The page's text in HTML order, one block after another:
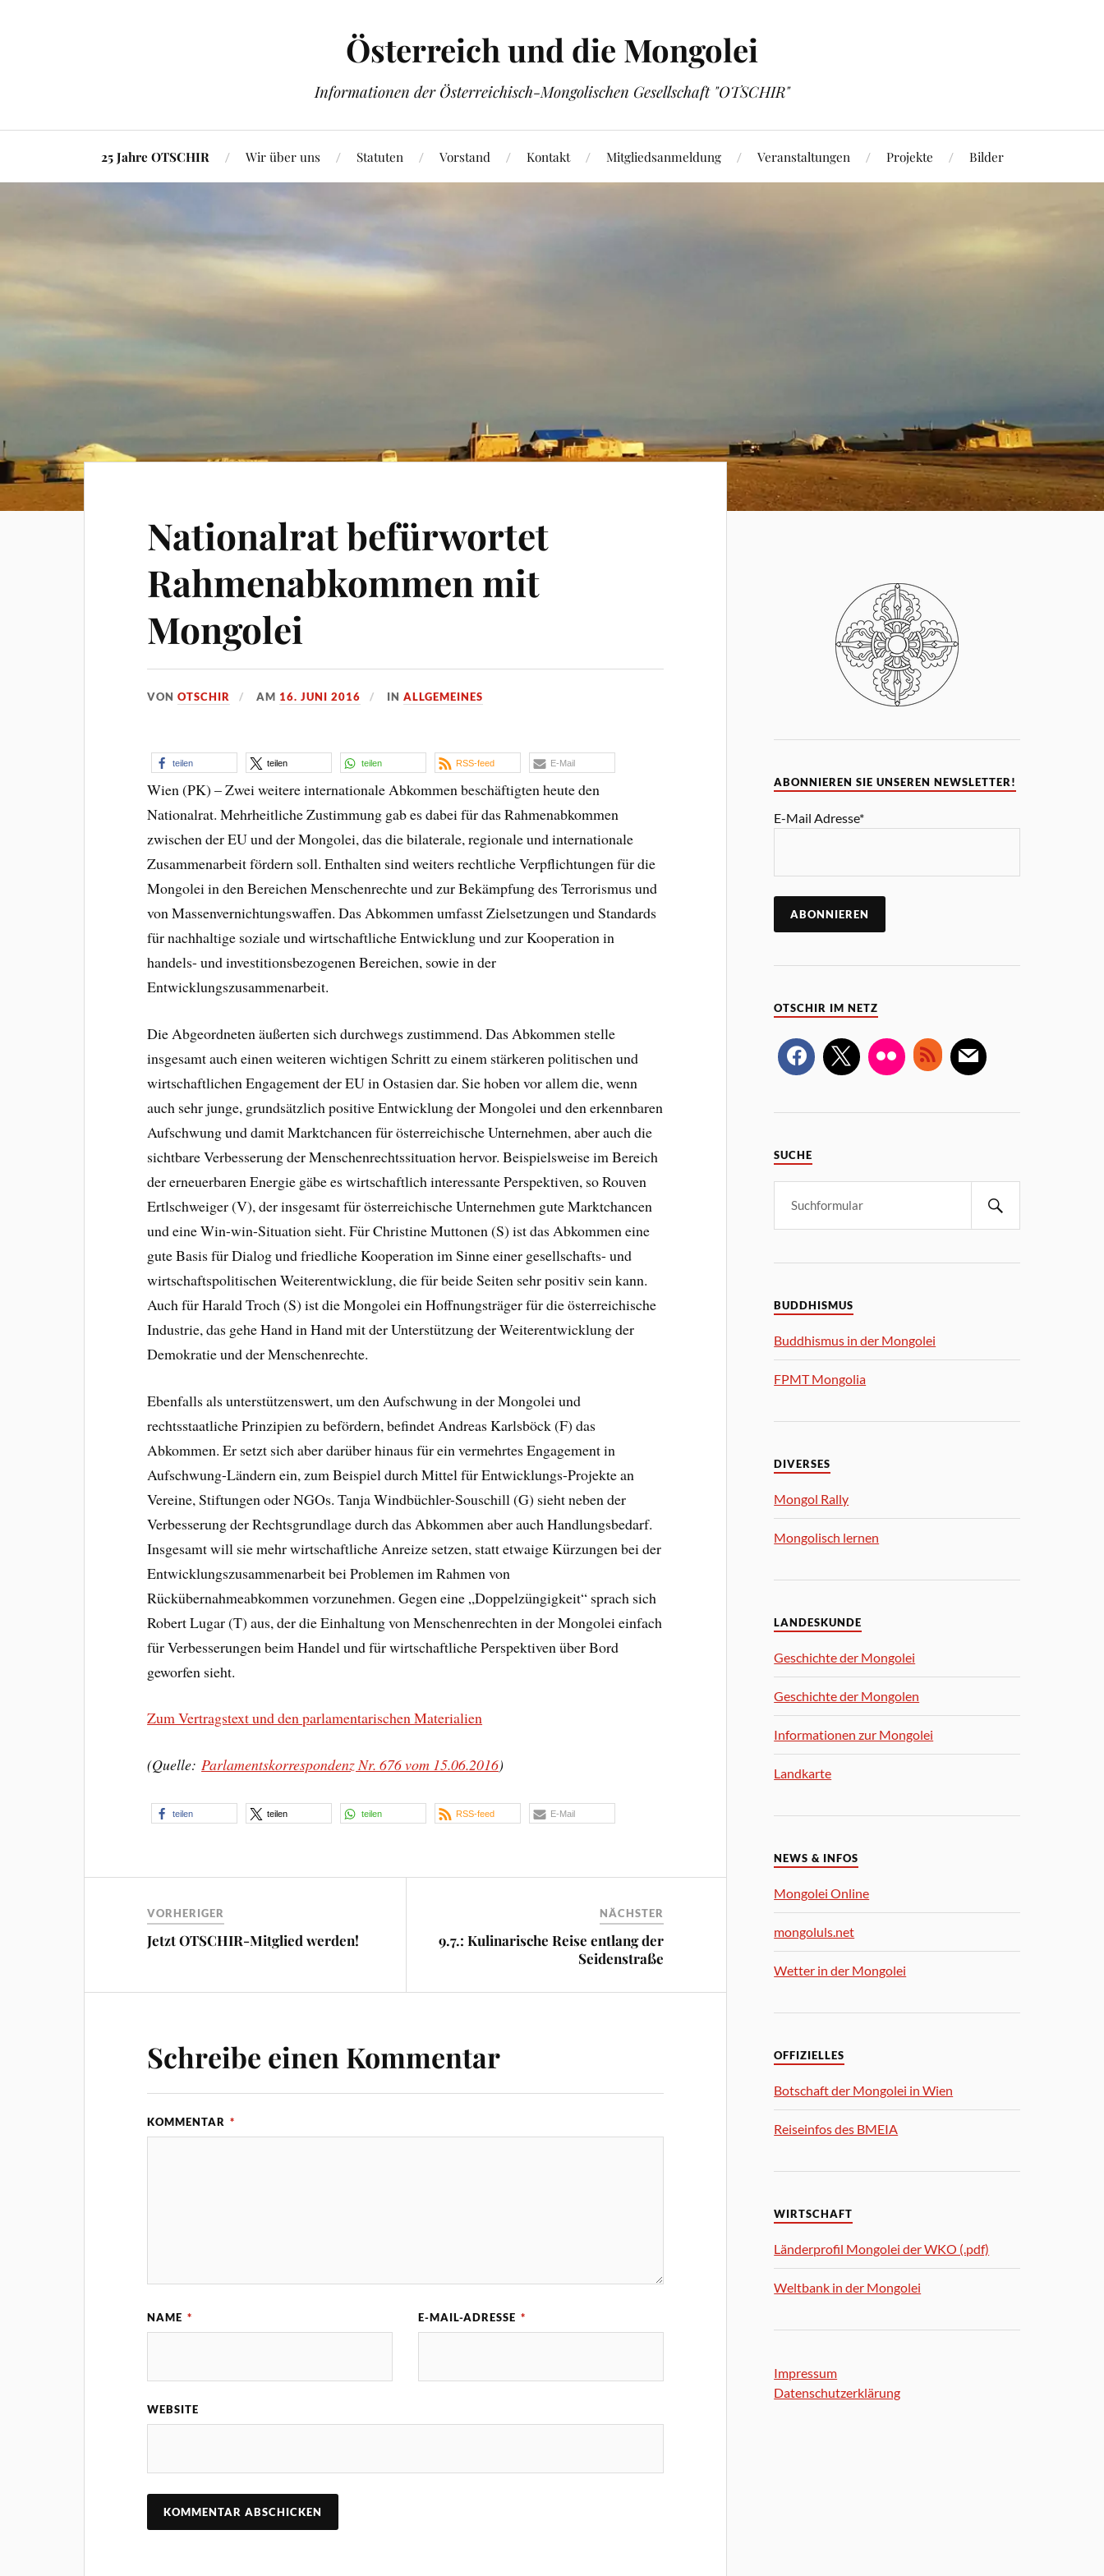
Österreich und die Mongolei
Informationen der Österreichisch-Mongolischen Gesellschaft "OTSCHIR"
25 Jahre OTSCHIR Wir über uns Statuten Vorstand Kontakt Mitgliedsanmeldung Veranstaltungen Projekte Bilder
Nationalrat befürwortet
Rahmenabkommen mit
Mongolei
VONOTSCHIR AM 16. JUNI 2016 INALLGEMEINES
teilen teilen teilen RSS-feed E-Mail
Wien (PK) – Zwei weitere internationale Abkommen beschäftigten heute den
Nationalrat. Mehrheitliche Zustimmung gab es dabei für das Rahmenabkommen
zwischen der EU und der Mongolei, das die bilaterale, regionale und internationale
Zusammenarbeit fördern soll. Enthalten sind weiters rechtliche Verpflichtungen für die
Mongolei in den Bereichen Menschenrechte und zur Bekämpfung des Terrorismus und
von Massenvernichtungswaffen. Das Abkommen umfasst Zielsetzungen und Standards
für nachhaltige soziale und wirtschaftliche Entwicklung und zur Kooperation in
handels- und investitionsbezogenen Bereichen, sowie in der
Entwicklungszusammenarbeit.
Die Abgeordneten äußerten sich durchwegs zustimmend. Das Abkommen stelle
insgesamt auch einen weiteren wichtigen Schritt zu einem stärkeren politischen und
wirtschaftlichen Engagement der EU in Ostasien dar. Sie hoben vor allem die, wenn
auch sehr junge, grundsätzlich positive Entwicklung der Mongolei und den erkennbaren
Aufschwung und damit Marktchancen für österreichische Unternehmen, aber auch die
sichtbare Verbesserung der Menschenrechtssituation hervor. Beispielsweise im Bereich
der erneuerbaren Energie gäbe es wirtschaftlich interessante Perspektiven, so Rouven
Ertlschweiger (V), der insgesamt für österreichische Unternehmen gute Marktchancen
und eine Win-win-Situation sieht. Für Christine Muttonen (S) ist das Abkommen eine
gute Basis für Dialog und friedliche Kooperation im Sinne einer gesellschafts- und
wirtschaftspolitischen Weiterentwicklung, die für beide Seiten sehr positiv sein kann.
Auch für Harald Troch (S) ist die Mongolei ein Hoffnungsträger für die österreichische
Industrie, das gehe Hand in Hand mit der Unterstützung der Weiterentwicklung der
Demokratie und der Menschenrechte.
Ebenfalls als unterstützenswert, um den Aufschwung in der Mongolei und
rechtsstaatliche Prinzipien zu befördern, befindet Andreas Karlsböck (F) das
Abkommen. Er setzt sich aber darüber hinaus für ein vermehrtes Engagement in
Aufschwung-Ländern ein, zum Beispiel durch Mittel für Entwicklungs-Projekte an
Vereine, Stiftungen oder NGOs. Tanja Windbüchler-Souschill (G) sieht neben der
Verbesserung der Rechtsgrundlage durch das Abkommen aber auch Handlungsbedarf.
Insgesamt will sie mehr wirtschaftliche Anreize setzen, statt etwaige Kürzungen bei der
Entwicklungszusammenarbeit bei Problemen im Rahmen von
Rückübernahmeabkommen vorzunehmen. Gegen eine „Doppelzüngigkeit“ sprach sich
Robert Lugar (T) aus, der die Einhaltung von Menschenrechten in der Mongolei einfach
für Verbesserungen beim Handel und für wirtschaftliche Perspektiven über Bord
geworfen sieht.
Zum Vertragstext und den parlamentarischen Materialien
(Quelle:Parlamentskorrespondenz Nr. 676 vom 15.06.2016)
teilen teilen teilen RSS-feed E-Mail
VORHERIGER
Jetzt OTSCHIR-Mitglied werden!
NÄCHSTER
9.7.: Kulinarische Reise entlang der
Seidenstraße
Schreibe einen Kommentar
KOMMENTAR *
NAME * E-MAIL-ADRESSE *
WEBSITE
ABONNIEREN SIE UNSEREN NEWSLETTER!
E-Mail Adresse*
OTSCHIR IM NETZ
SUCHE
BUDDHISMUS
Buddhismus in der Mongolei
FPMT Mongolia
DIVERSES
Mongol Rally
Mongolisch lernen
LANDESKUNDE
Geschichte der Mongolei
Geschichte der Mongolen
Informationen zur Mongolei
Landkarte
NEWS & INFOS
Mongolei Online
mongoluls.net
Wetter in der Mongolei
OFFIZIELLES
Botschaft der Mongolei in Wien
Reiseinfos des BMEIA
WIRTSCHAFT
Länderprofil Mongolei der WKO (.pdf)
Weltbank in der Mongolei
Impressum
Datenschutzerklärung